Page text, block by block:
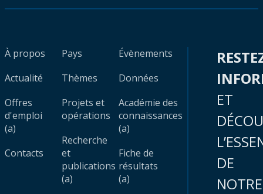
À propos
Actualité
Offres
d'emploi
(a)
Contacts
Pays
Thèmes
Projets et
opérations
Recherche
et
publications
(a)
Évènements
Données
Académie des
connaissances
(a)
Fiche de
résultats
(a)
ET
DE
NOTRE